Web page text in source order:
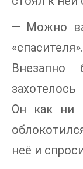
— Можно
Он как ни
неё и